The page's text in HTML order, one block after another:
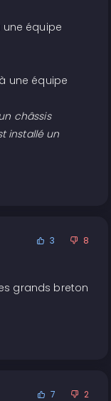
équipe
une équipe
châssis
installé un
3 8
grands breton
7 2